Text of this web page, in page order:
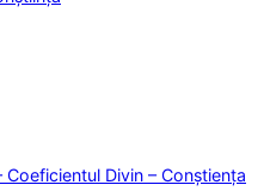
Coeficientul Divin – Conștiența